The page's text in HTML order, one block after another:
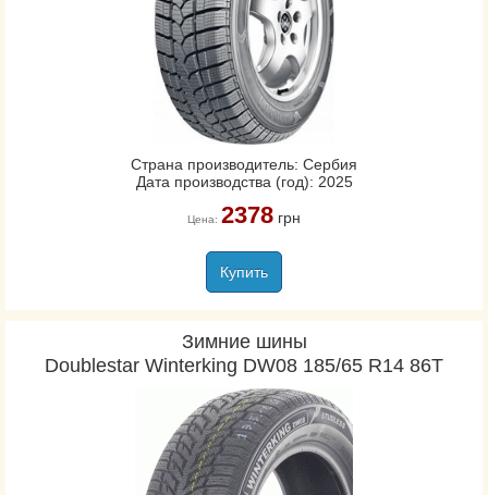
Страна производитель: Сербия
Дата производства (год): 2025
Цена: 2378грн
Купить
Зимние шины
Doublestar Winterking DW08 185/65 R14 86T